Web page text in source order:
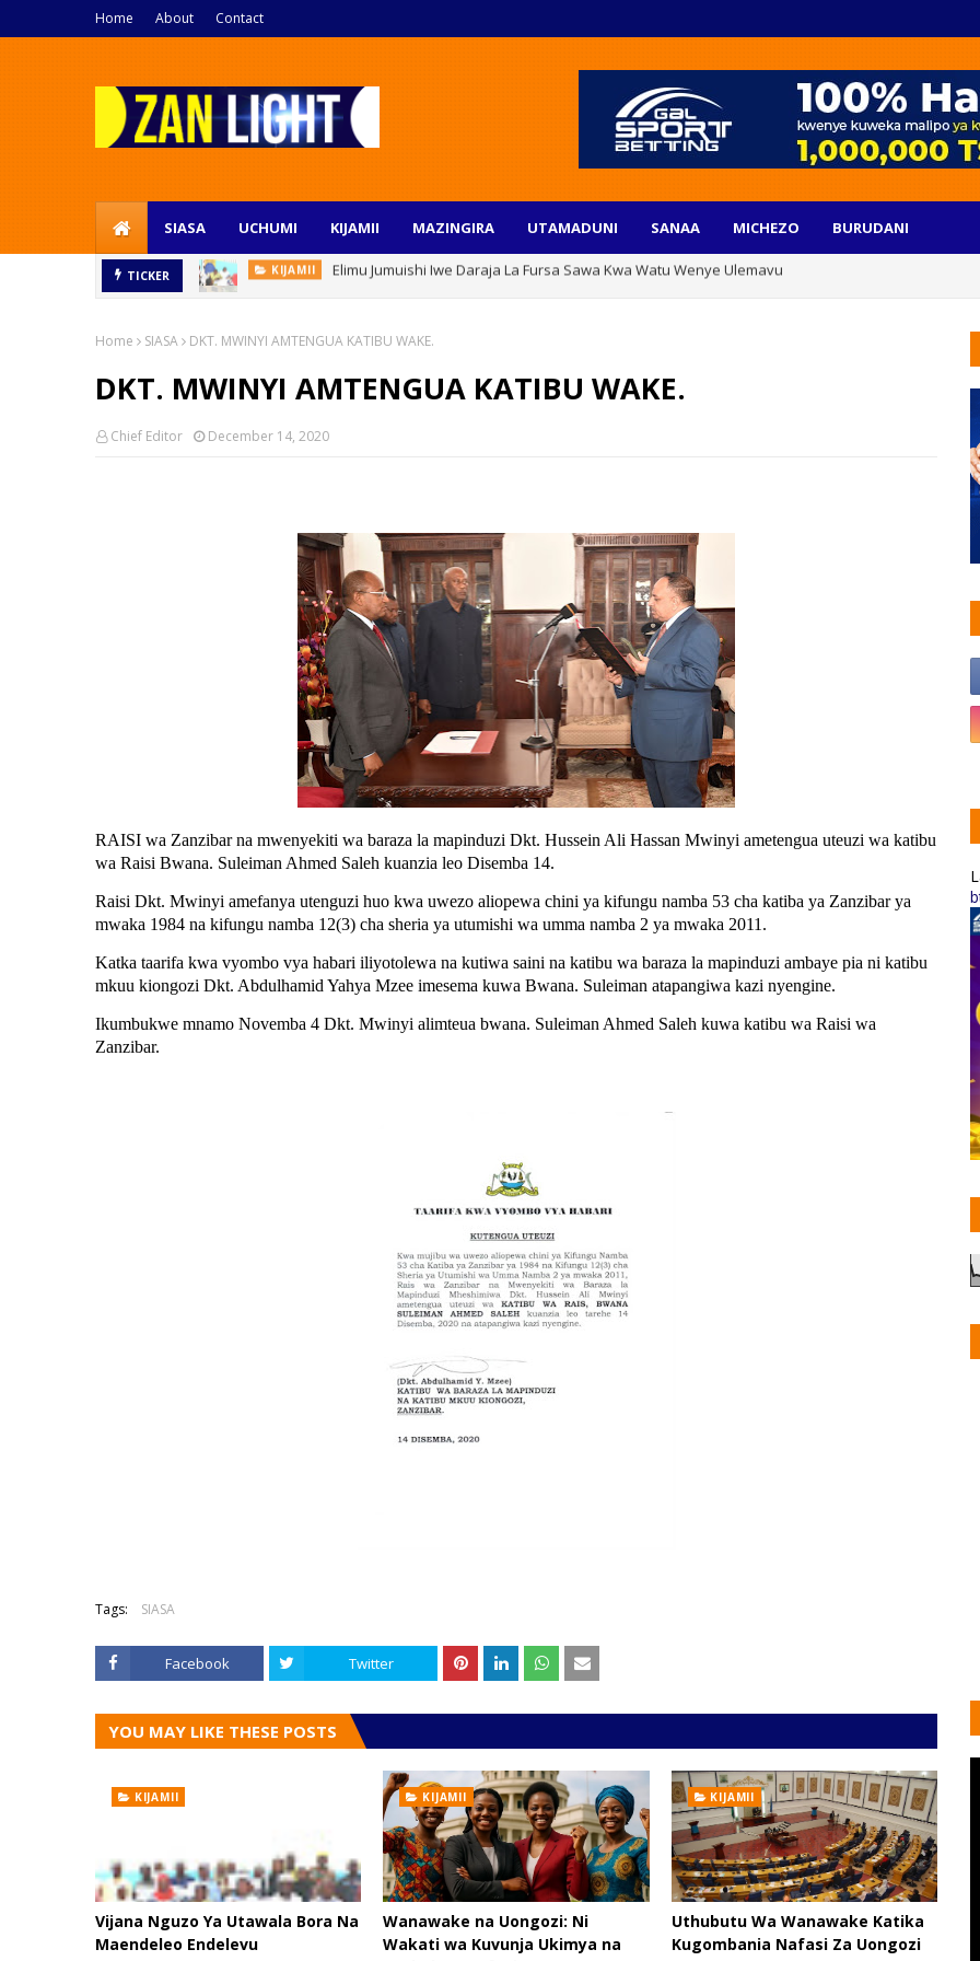
Home About Contact
SIASA UCHUMI KIJAMII MAZINGIRA UTAMADUNI SANAA MICHEZO BURUDANI
TICKER
Utelekezaji Wa Watoto Ndani Ya Familia Bado Ni Changamoto Inayohitaji Hatua Za Pamoja
Home SIASA DKT. MWINYI AMTENGUA KATIBU WAKE.
DKT. MWINYI AMTENGUA KATIBU WAKE.
Chief Editor December 14, 2020
RAISI wa Zanzibar na mwenyekiti wa baraza la mapinduzi Dkt. Hussein Ali Hassan Mwinyi ametengua uteuzi wa katibu
wa Raisi Bwana. Suleiman Ahmed Saleh kuanzia leo Disemba 14.
Raisi Dkt. Mwinyi amefanya utenguzi huo kwa uwezo aliopewa chini ya kifungu namba 53 cha katiba ya Zanzibar ya
mwaka 1984 na kifungu namba 12(3) cha sheria ya utumishi wa umma namba 2 ya mwaka 2011.
Katka taarifa kwa vyombo vya habari iliyotolewa na kutiwa saini na katibu wa baraza la mapinduzi ambaye pia ni katibu
mkuu kiongozi Dkt. Abdulhamid Yahya Mzee imesema kuwa Bwana. Suleiman atapangiwa kazi nyengine.
Ikumbukwe mnamo Novemba 4 Dkt. Mwinyi alimteua bwana. Suleiman Ahmed Saleh kuwa katibu wa Raisi wa
Zanzibar.
Tags: SIASA
Facebook Twitter
YOU MAY LIKE THESE POSTS
KIJAMII
Vijana Nguzo Ya Utawala Bora Na
Maendeleo Endelevu
KIJAMII
Wanawake na Uongozi: Ni
Wakati wa Kuvunja Ukimya na
KIJAMII
Uthubutu Wa Wanawake Katika
Kugombania Nafasi Za Uongozi